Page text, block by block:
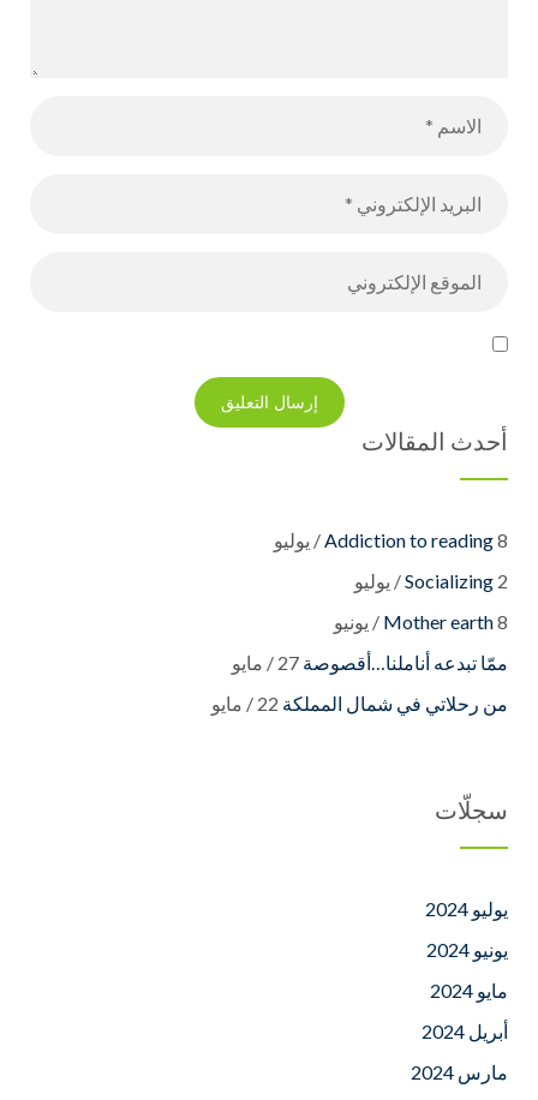
أحدث المقالات
Addiction to reading8 / يوليو
Socializing 2 / يوليو
Mother earth8 / يونيو
27 / مايو
22 / مايو
سجلّات
يوليو 2024
يونيو 2024
مايو 2024
أبريل 2024
مارس 2024